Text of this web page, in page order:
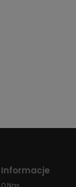
Informacje
O Nas